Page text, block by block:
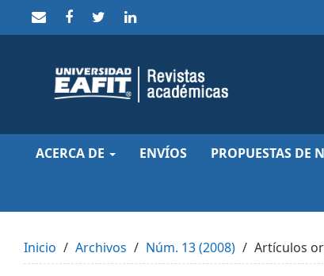
to
Main
Navigation
Content
Sidebar
ACERCA DE ENVÍOS PROPUESTAS DE
Inicio Archivos Núm. 13 (2008) Artículos